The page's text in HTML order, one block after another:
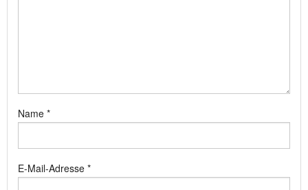
Name *
E-Mail-Adresse *